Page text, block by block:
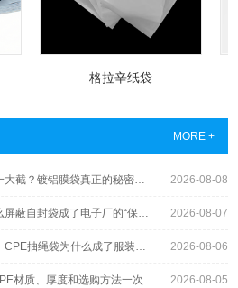
格拉辛纸袋
MORE +
2026-08-08
袋子里面都是银色，价格却差一大截？镀铝膜袋真正的秘密藏在这层“金属皮肤”里
2026-08-07
看着只是多了一条拉链，为什么屏蔽自封袋成了电子厂的“保险柜”？
2026-08-06
别再让廉价包装拖垮产品质感：CPE抽绳袋为什么成了服装与3C品牌的新宠？
2026-08-05
尼龙真空袋为什么会漏气？PA/PE材质、厚度和选购方法一次讲清